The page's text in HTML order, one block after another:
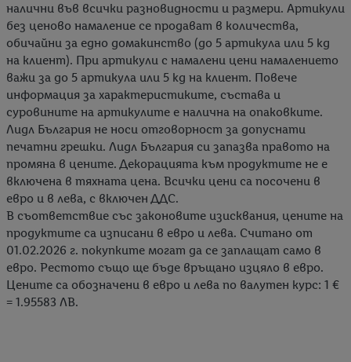
налични във всички разновидности и размери. Артикули
без ценово намаление се продават в количества,
обичайни за едно домакинство (до 5 артикула или 5 kg
на клиент). При артикули с намалени цени намалението
важи за до 5 артикула или 5 kg на клиент. Повече
информация за характеристиките, състава и
суровините на артикулите е налична на опаковките.
Лидл България не носи отговорност за допуснати
печатни грешки. Лидл България си запазва правото на
промяна в цените. Декорацията към продуктите не е
включена в тяхната цена. Всички цени са посочени в
евро и в лева, с включен ДДС.
В съответствие със законовите изисквания, цените на
продуктите са изписани в евро и лева. Считано от
01.02.2026 г. покупките могат да се заплащат само в
евро. Рестото също ще бъде връщано изцяло в евро.
Цените са обозначени в евро и лева по валутен курс: 1 €
= 1.95583 ЛВ.